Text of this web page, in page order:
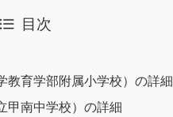
目次
教育学部附属小学校）の詳細
甲南中学校）の詳細